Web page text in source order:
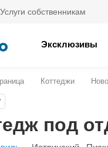
Услуги собственникам
Эксклюзивы
Коттеджи
под